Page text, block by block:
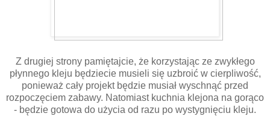
Z drugiej strony pamiętajcie, że korzystając ze zwykłego
płynnego kleju będziecie musieli się uzbroić w cierpliwość,
ponieważ cały projekt będzie musiał wyschnąć przed
rozpoczęciem zabawy. Natomiast kuchnia klejona na gorąco
- będzie gotowa do użycia od razu po wystygnięciu kleju.